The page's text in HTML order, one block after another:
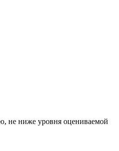
не ниже уровня оцениваемой